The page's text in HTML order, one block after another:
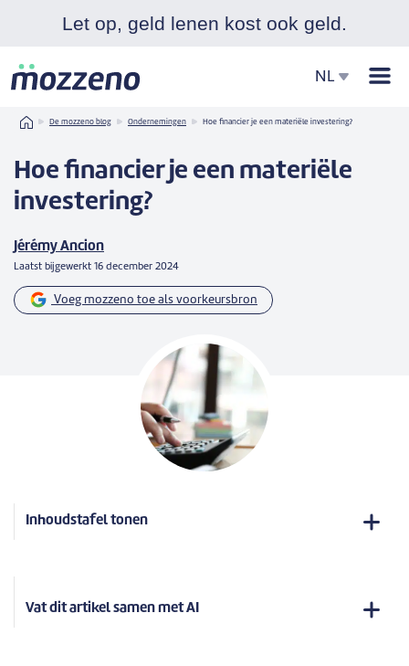
Let op, geld lenen kost ook geld.
NL
Home
De mozzeno blog Ondernemingen Hoe financier je een materiële investering?
Hoe financier je een materiële
investering?
Jérémy Ancion
Laatst bijgewerkt 16 december 2024
Voeg mozzeno toe als voorkeursbron
Inhoudstafel tonen
Vat dit artikel samen met AI